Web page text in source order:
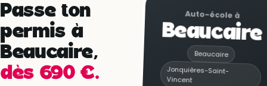
Passe ton
permis à
Beaucaire,
dès 690 €.
Auto-école à
Beaucaire
Beaucaire
Jonquières-Saint-
Vincent